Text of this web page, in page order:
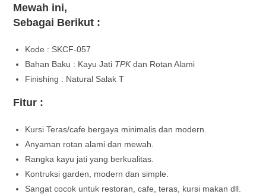
Mewah ini,
Sebagai Berikut :
Kode : SKCF-057
Bahan Baku : Kayu Jati TPKdan Rotan Alami
Finishing : Natural Salak T
Fitur :
Kursi Teras/cafe bergaya minimalis dan modern.
Anyaman rotan alami dan mewah.
Rangka kayu jati yang berkualitas.
Kontruksi garden, modern dan simple.
Sangat cocok untuk restoran, cafe, teras, kursi makan dll.